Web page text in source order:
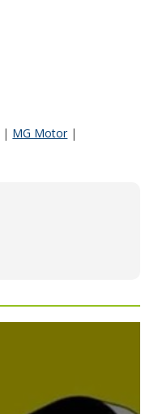
| MG Motor|